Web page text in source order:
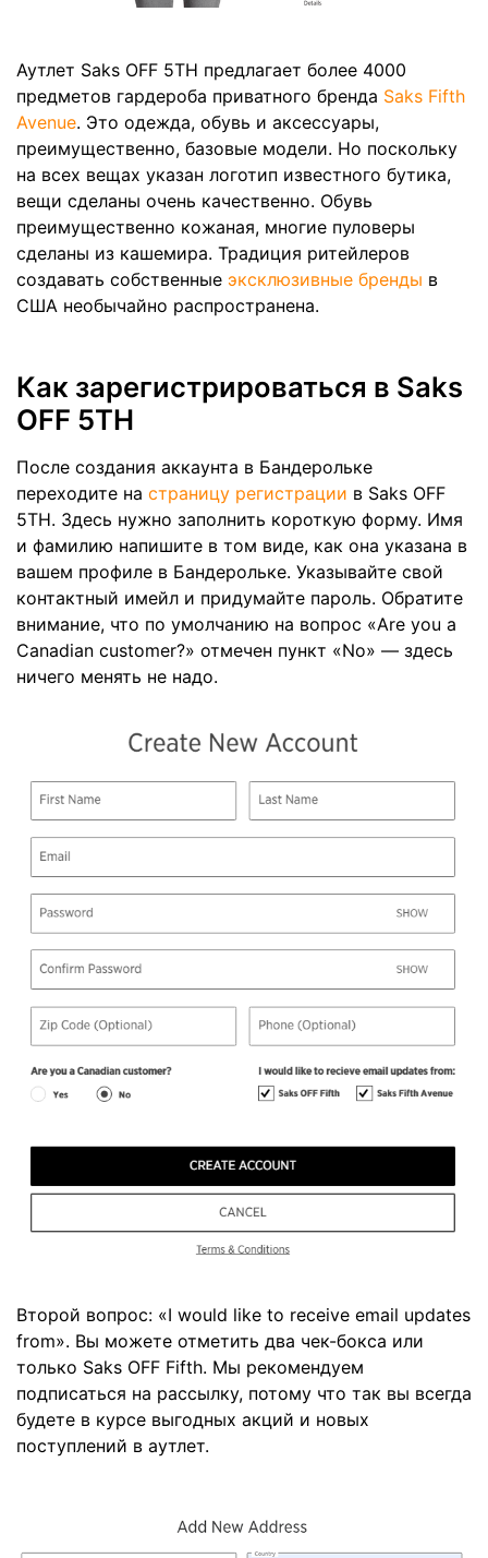
Аутлет Saks OFF 5TH предлагает более 4000
предметов гардероба приватного бренда Saks Fifth
Avenue. Это одежда, обувь и аксессуары,
преимущественно, базовые модели. Но поскольку
на всех вещах указан логотип известного бутика,
вещи сделаны очень качественно. Обувь
преимущественно кожаная, многие пуловеры
сделаны из кашемира. Традиция ритейлеров
создавать собственные эксклюзивные бренды в
США необычайно распространена.
Как зарегистрироваться в Saks
OFF 5TH
После создания аккаунта в Бандерольке
переходите на страницу регистрации в Saks OFF
5TH. Здесь нужно заполнить короткую форму. Имя
и фамилию напишите в том виде, как она указана в
вашем профиле в Бандерольке. Указывайте свой
контактный имейл и придумайте пароль. Обратите
внимание, что по умолчанию на вопрос «Are you a
Canadian customer?» отмечен пункт «No» — здесь
ничего менять не надо.
Второй вопрос: «I would like to receive email updates
from». Вы можете отметить два чек-бокса или
только Saks OFF Fifth. Мы рекомендуем
подписаться на рассылку, потому что так вы всегда
будете в курсе выгодных акций и новых
поступлений в аутлет.